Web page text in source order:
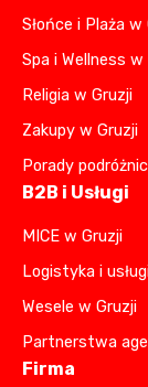
Słońce i Plaża w
Spa i Wellness w
Religia w Gruzji
Zakupy w Gruzji
Porady
B2B i Usługi
MICE w Gruzji
Logistyka i
Wesele w Gruzji
Partnerstwa
Firma